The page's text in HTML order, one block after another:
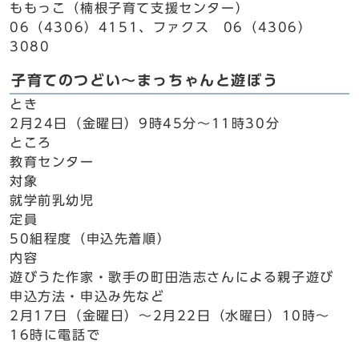
ももっこ（楠根子育て支援センター）
06（4306）4151、ファクス 06（4306）
3080
子育てのつどい～まっちゃんと遊ぼう
とき
2月24日（金曜日）9時45分～11時30分
ところ
教育センター
対象
就学前乳幼児
定員
50組程度（申込先着順）
内容
遊びうた作家・歌手の町田浩志さんによる親子遊び
申込方法・申込み先など
2月17日（金曜日）～2月22日（水曜日）10時～
16時に電話で